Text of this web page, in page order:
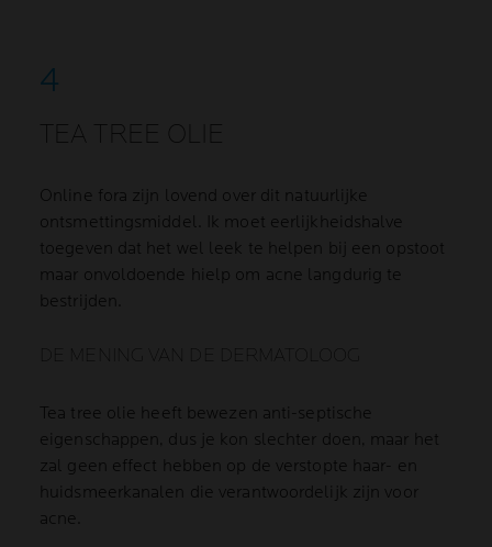
TEA TREE OLIE
Online fora zijn lovend over dit natuurlijke
ontsmettingsmiddel. Ik moet eerlijkheidshalve
toegeven dat het wel leek te helpen bij een opstoot
maar onvoldoende hielp om acne langdurig te
bestrijden.
Tea tree olie heeft bewezen anti-septische
eigenschappen, dus je kon slechter doen, maar het
zal geen effect hebben op de verstopte haar- en
huidsmeerkanalen die verantwoordelijk zijn voor
acne.